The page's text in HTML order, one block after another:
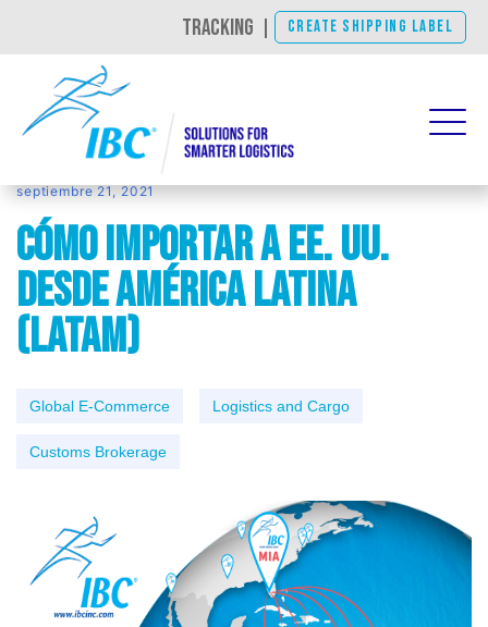
TRACKING CREATE SHIPPING LABEL
septiembre 21, 2021
Cómo Importar a EE. UU.
Desde América Latina
(LATAM)
Global E-Commerce Logistics and Cargo
Customs Brokerage